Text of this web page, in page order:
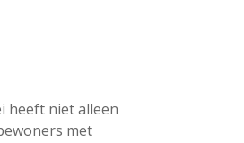
heeft niet alleen
met